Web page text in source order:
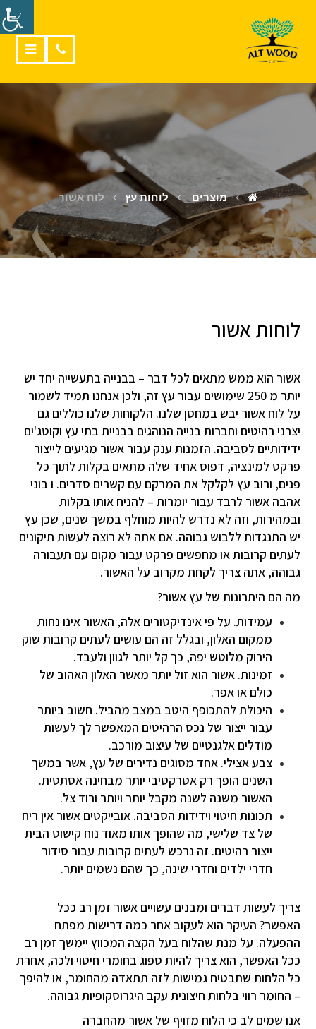
מוצרים לוחות עץ לוח אשור
לוחות אשור
אשור הוא ממש מתאים לכל דבר – בבנייה בתעשייה יחד יש
יותר מ 250 שימושים עבור עץ זה, ולכן אנחנו תמיד לשמור
על לוח אשור יבש במחסן שלנו. הלקוחות שלנו כוללים גם
יצרני רהיטים וחברות בנייה הנוהגים בבניית בתי עץ וקוטג'ים
ידידותיים לסביבה. הזמנות ענק עבור אשור מגיעים לייצור
פרקט למינציה, דפוס אחיד שלה מתאים בקלות לתוך כל
פנים, ורוב עץ לקלקל את המרקם עם קשרים סדרים. ו בוני
אהבה אשור לרבד עבור יומרות – להניח אותו בקלות
ובמהירות, וזה לא נדרש להיות מוחלף במשך שנים, שכן עץ
יש התנגדות ללבוש גבוהה. אם אתה לא רוצה לעשות תיקונים
לעתים קרובות או מחפשים פרקט עבור מקום עם תעבורה
גבוהה, אתה צריך לקחת מקרוב על האשור.
מה הם היתרונות של עץ אשור?
עמידות. על פי אינדיקטורים אלה, האשור אינו נחות
ממקום האלון, ובגלל זה הם עושים לעתים קרובות שוק
הירוק מלוטש יפה, כך קל יותר לגוון ולעבד.
זמינות. אשור הוא זול יותר מאשר האלון האהוב של
כולם או אפר.
היכולת להתכופף היטב במצב מהביל. חשוב ביותר
עבור ייצור של נכס הרהיטים המאפשר לך לעשות
מודלים אלגנטיים של עיצוב מורכב.
צבע אצילי. אחד מסוגים נדירים של עץ, אשר במשך
השנים הופך רק אטרקטיבי יותר מבחינה אסתטית.
האשור משנה לשנה מקבל יותר ויותר ורוד צל.
תכונות חיטוי וידידות הסביבה. אובייקטים אשור אין ריח
של צד שלישי, מה שהופך אותו מאוד נוח קישוט הבית
ייצור רהיטים. זה נרכש לעתים קרובות עבור סידור
חדרי ילדים וחדרי שינה, כך שהם נשמים יותר.
צריך לעשות דברים ומבנים עשויים אשור זמן רב ככל
האפשר? העיקר הוא לעקוב אחר כמה דרישות מפתח
ההפעלה. על מנת שהלוח בעל הקצה המכווץ יימשך זמן רב
ככל האפשר, הוא צריך להיות ספוג בחומרי חיטוי ולכה, אחרת
כל הלחות שתבטיח גמישות לזה תתאדה מהחומר, או להיפך
– החומר רווי בלחות חיצונית עקב היגרוסקופיות גבוהה.
אנו שמים לב כי הלוח מזויף של אשור מהחברה